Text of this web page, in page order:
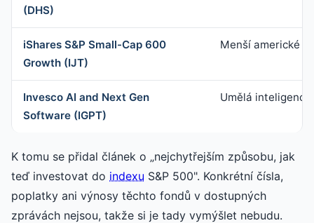
(DHS)
iShares S&P Small-Cap 600
Growth (IJT)
Menší americké
Invesco AI and Next Gen
Software (IGPT)
Umělá
K tomu se přidal článek o „nejchytřejším způsobu, jak
teď investovat do indexu S&P 500". Konkrétní čísla,
poplatky ani výnosy těchto fondů v dostupných
zprávách nejsou, takže si je tady vymýšlet nebudu.